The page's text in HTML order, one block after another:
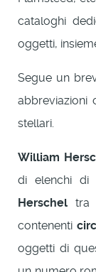
cataloghi
oggetti,
Segue un
abbreviazioni
stellari.
William
di elenchi di
Herschel tra
contenenti
oggetti di